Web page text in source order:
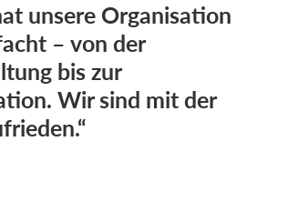
unsere Organisation
– von der
bis zur
Wir sind mit der